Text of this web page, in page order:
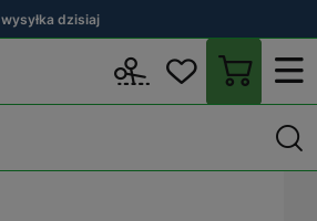
wysyłka dzisiaj